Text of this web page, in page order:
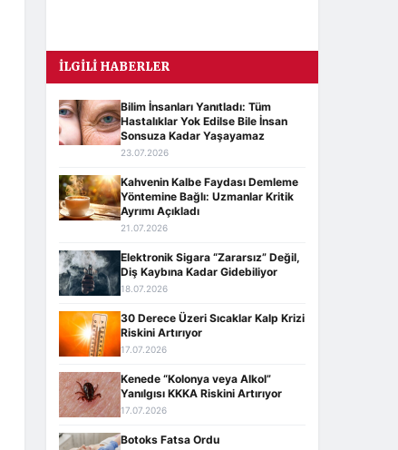
İLGILI HABERLER
Bilim İnsanları Yanıtladı: Tüm
Hastalıklar Yok Edilse Bile İnsan
Sonsuza Kadar Yaşayamaz
23.07.2026
Kahvenin Kalbe Faydası Demleme
Yöntemine Bağlı: Uzmanlar Kritik
Ayrımı Açıkladı
21.07.2026
Elektronik Sigara “Zararsız” Değil,
Diş Kaybına Kadar Gidebiliyor
18.07.2026
30 Derece Üzeri Sıcaklar Kalp Krizi
Riskini Artırıyor
17.07.2026
Kenede “Kolonya veya Alkol”
Yanılgısı KKKA Riskini Artırıyor
17.07.2026
Botoks Fatsa Ordu